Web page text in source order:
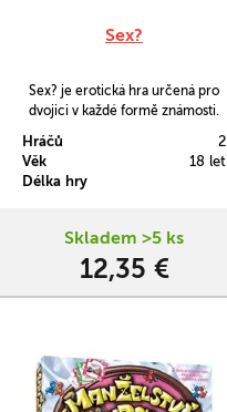
Sex?
Sex? je erotická hra určená pro
dvojici v každé formě známosti.
partnery, snoubence, manžele,
kamarády či jen dvojici, která se
před hodinou poznala.
Hráčů
2
Věk
18 let
Délka hry
Skladem >5 ks
12,35 €